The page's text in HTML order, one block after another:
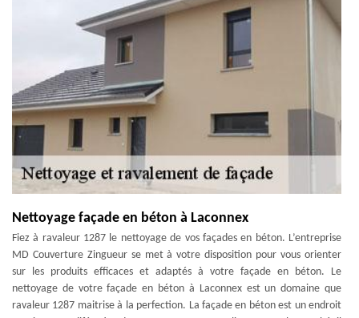
Nettoyage façade en béton à Laconnex
Fiez à ravaleur 1287 le nettoyage de vos façades en béton. L’entreprise
MD Couverture Zingueur se met à votre disposition pour vous orienter
sur les produits efficaces et adaptés à votre façade en béton. Le
nettoyage de votre façade en béton à Laconnex est un domaine que
ravaleur 1287 maitrise à la perfection. La façade en béton est un endroit